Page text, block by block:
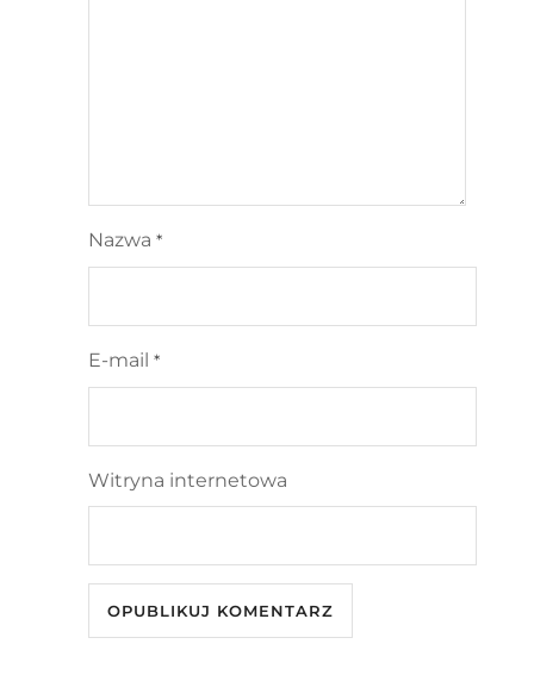
Nazwa *
E-mail *
Witryna internetowa